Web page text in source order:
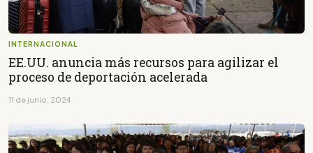
INTERNACIONAL
EE.UU. anuncia más recursos para agilizar el
proceso de deportación acelerada
11 de junio, 2024